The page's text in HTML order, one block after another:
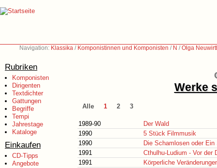
Navigation: Klassika / Komponistinnen und Komponisten / N /Olga
Rubriken
Komponisten
Dirigenten
Textdichter
Gattungen
Begriffe
Tempi
Jahrestage
Kataloge
Einkaufen
CD-Tipps
Angebote
Werke
Alle 1 2 3
1989-90
Der Wald
1990
5 Stück Filmmusik
1990
Die Schamlosen oder
1991
Cthulhu-Ludium - Vor der
1991
Körperliche